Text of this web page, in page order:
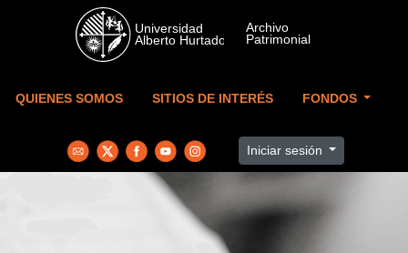
Skip to main content
QUIENES SOMOS SITIOS DE INTERÉS FONDOS
Iniciar sesión